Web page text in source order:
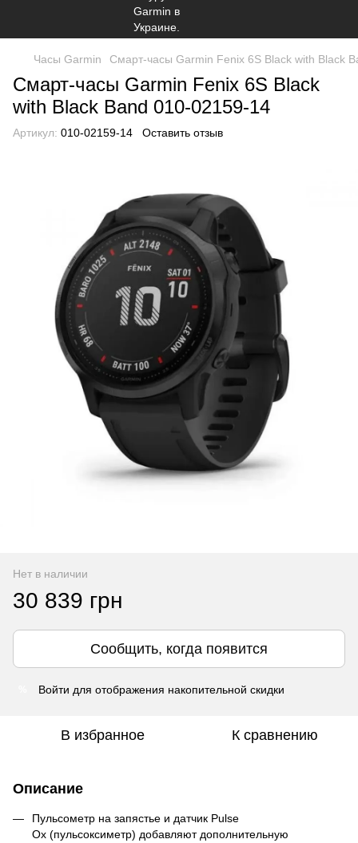
Часы Garmin Смарт-часы Garmin Fenix 6S Black with Black
Смарт-часы Garmin Fenix 6S Black
with Black Band 010-02159-14
Артикул: 010-02159-14 Оставить отзыв
Нет в наличии
30 839 грн
Сообщить, когда появится
Войти для отображения накопительной скидки
В избранное К сравнению
Описание
Пульсометр на запястье и датчик Pulse
Ox (пульсоксиметр) добавляют дополнительную